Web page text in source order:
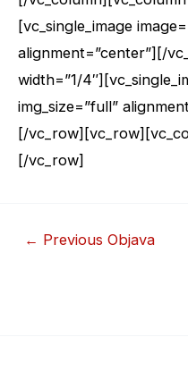
[vc_single_image
alignment=”center”][/
width=”1/
img_size=”full”
[/
[/vc_row]
← Previous Objava